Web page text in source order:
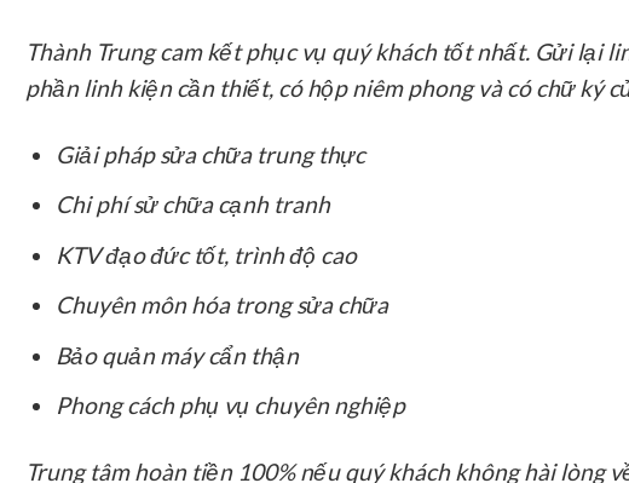
Thành Trung cam kết phục vụ quý khách tốt nhất. Gửi lại
phần linh kiện cần thiết, có hộp niêm phong và có chữ ký
Giải pháp sửa chữa trung thực
Chi phí sử chữa cạnh tranh
KTV đạo đức tốt, trình độ cao
Chuyên môn hóa trong sửa chữa
Bảo quản máy cẩn thận
Phong cách phụ vụ chuyên nghiệp
Trung tâm hoàn tiền 100% nếu quý khách không hài lòng